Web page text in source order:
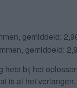
hebt bij het
is al het